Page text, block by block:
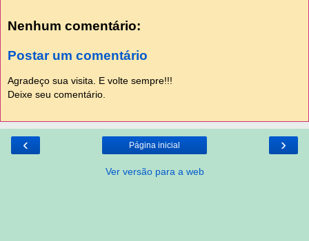
Nenhum comentário:
Postar um comentário
Agradeço sua visita. E volte sempre!!!
Deixe seu comentário.
‹ ›
Página inicial
Ver versão para a web